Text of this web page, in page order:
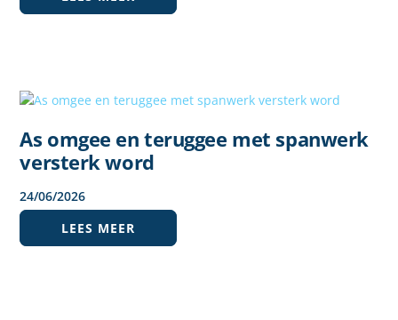
As omgee en teruggee met spanwerk
versterk word
24/06/2026
LEES MEER